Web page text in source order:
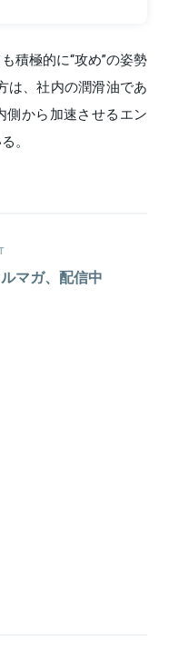
積極的に“攻め”の姿勢
は、社内の潤滑油であ
側から加速させるエン
。
マガ、配信中